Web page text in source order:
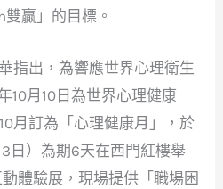
贏」的目標。
指出，為響應世界心理衛生
10月10日為世界心理健康
月訂為「心理健康月」，於
日）為期6天在西門紅樓舉
體驗展，現場提供「職場困